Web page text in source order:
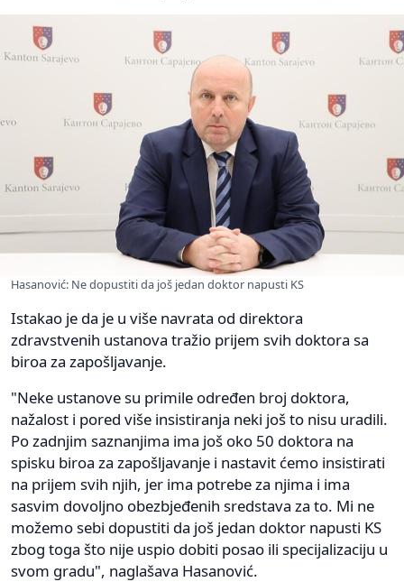
Hasanović: Ne dopustiti da još jedan doktor napusti KS
Istakao je da je u više navrata od direktora
zdravstvenih ustanova tražio prijem svih doktora sa
biroa za zapošljavanje.
"Neke ustanove su primile određen broj doktora,
nažalost i pored više insistiranja neki još to nisu uradili.
Po zadnjim saznanjima ima još oko 50 doktora na
spisku biroa za zapošljavanje i nastavit ćemo insistirati
na prijem svih njih, jer ima potrebe za njima i ima
sasvim dovoljno obezbjeđenih sredstava za to. Mi ne
možemo sebi dopustiti da još jedan doktor napusti KS
zbog toga što nije uspio dobiti posao ili specijalizaciju u
svom gradu", naglašava Hasanović.